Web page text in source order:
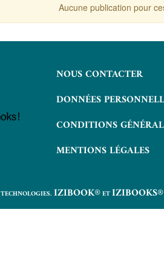
Aucune publication pour
NOUS CONTACTER
DONNÉES
CONDITIONS
MENTIONS LÉGALES
IZIBOOK®ETIZIBOOKS®